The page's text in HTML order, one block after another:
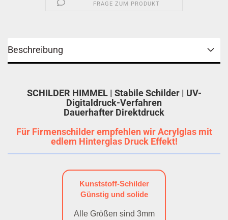
FRAGE ZUM PRODUKT
Beschreibung
SCHILDER HIMMEL | Stabile Schilder | UV-
Digitaldruck-Verfahren
Dauerhafter Direktdruck
Für Firmenschilder empfehlen wir Acrylglas mit
edlem Hinterglas Druck Effekt!
Kunststoff-Schilder
Günstig und solide
Alle Größen sind 3mm